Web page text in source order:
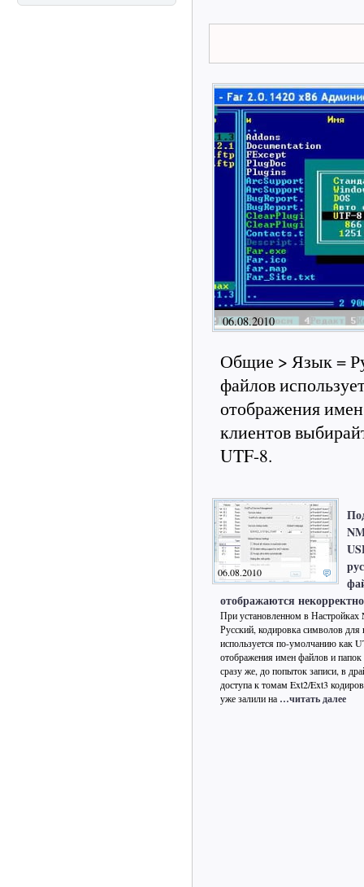
06.08.2010
Общие > Язык =
файлов
отображения
клиентов
UTF-8.
06.08.2010
отображаются некорректно
При установленном в
Русский, кодировка символов
используется по-умолчанию как
отображения имен файлов и папок
сразу же, до попыток записи, в
доступа к томам Ext2/Ext3
уже залили на …читать далее